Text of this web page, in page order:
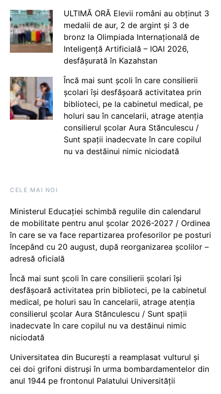
ULTIMĂ ORĂ Elevii români au obținut 3
medalii de aur, 2 de argint și 3 de
bronz la Olimpiada Internațională de
Inteligență Artificială – IOAI 2026,
desfășurată în Kazahstan
Încă mai sunt școli în care consilierii
școlari își desfășoară activitatea prin
biblioteci, pe la cabinetul medical, pe
holuri sau în cancelarii, atrage atenția
consilierul școlar Aura Stănculescu /
Sunt spații inadecvate în care copilul
nu va destăinui nimic niciodată
CELE MAI NOI
Ministerul Educației schimbă regulile din calendarul
de mobilitate pentru anul școlar 2026-2027 / Ordinea
în care se va face repartizarea profesorilor pe posturi
începând cu 20 august, după reorganizarea școlilor –
adresă oficială
Încă mai sunt școli în care consilierii școlari își
desfășoară activitatea prin biblioteci, pe la cabinetul
medical, pe holuri sau în cancelarii, atrage atenția
consilierul școlar Aura Stănculescu / Sunt spații
inadecvate în care copilul nu va destăinui nimic
niciodată
Universitatea din București a reamplasat vulturul și
cei doi grifoni distruși în urma bombardamentelor din
anul 1944 pe frontonul Palatului Universității